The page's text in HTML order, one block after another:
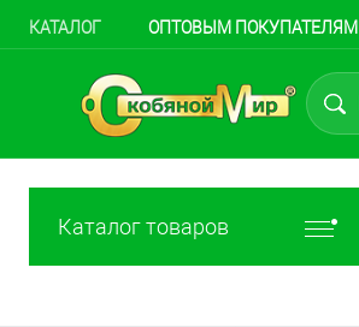
КАТАЛОГ ОПТОВЫМ ПОКУПАТЕЛЯМ
Каталог товаров